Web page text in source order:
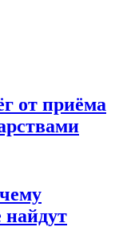
от приёма
найдут